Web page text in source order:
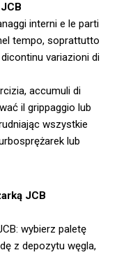
interni e le parti
tempo, soprattutto
variazioni di
accumuli di
il grippaggio lub
wszystkie
lub
JCB
wybierz paletę
z depozytu węgla,